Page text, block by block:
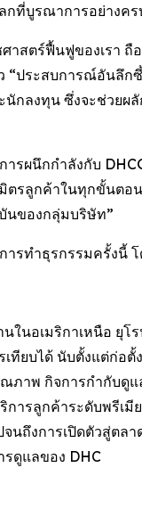
กที่บูรณาการอย่างคร
สตร์ฟื้นฟูของเรา
ประสบการณ์อันลึ
งทุน ซึ่งจะช่วยผลั
ารผนึกกำลังกับ
รลูกค้าในทุกขั้นต
นของกลุ่มบริษัท”
รทำธุรกรรมครั้งนี้
นอเมริกาเหนือ ยุโ
ยบได้ นับตั้งแต่ก่อ
พ กิจการกำกับดู
ารลูกค้าระดับพรีเ
งการเปิดตัวสู่ตล
รดูแลของ DHC